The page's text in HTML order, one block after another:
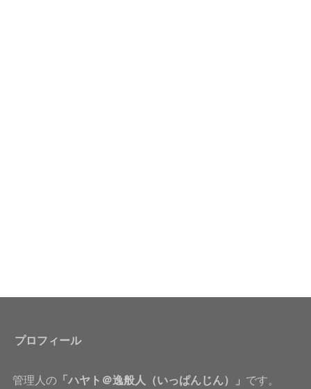
プロフィール
管理人の「ハヤト＠逸般人（いっぱんじん）」 です。